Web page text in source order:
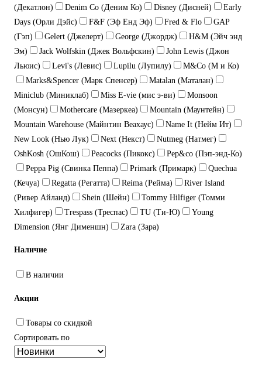
(Декатлон)
Denim Co (Деним Ко) Disney (Дисней)
Early
Days (Орли Дэйс)
F&F (Эф Енд Эф) Fred & Flo
GAP
(Гэп)
Gelert (Джелерт) George (Джордж)
H&M (Эйч энд
Эм)
Jack Wolfskin (Джек Вольфскин)
John Lewis (Джон
Льюис)
Levi's (Левис) Lupilu (Лупилу)
M&Co (М и Ко)
Marks&Spencer (Марк Спенсер)
Matalan (Маталан)
Miniclub (Миниклаб)
Miss E-vie (мис э-ви)
Monsoon
(Монсун)
Mothercare (Мазеркеа)
Mountain (Маунтейн)
Mountain Warehouse (Майнтин Веахаус)
Name It (Нейм Ит)
New Look (Нью Лук)
Next (Некст)
Nutmeg (Натмег)
OshKosh (ОшКош)
Peacocks (Пикокс)
Pep&co (Пэп-энд-Ко)
Peppa Pig (Свинка Пеппа)
Primark (Примарк)
Quechua
(Кечуа)
Regatta (Регатта) Reima (Рейма)
River Island
(Ривер Айланд)
Shein (Шейн)
Tommy Hilfiger (Томми
Хилфигер)
Trespass (Треспас) TU (Ти-Ю)
Young
Dimension (Янг Дименшн)
Zara (Зара)
Наличие
В наличии
Акции
Товары со скидкой
Сортировать по